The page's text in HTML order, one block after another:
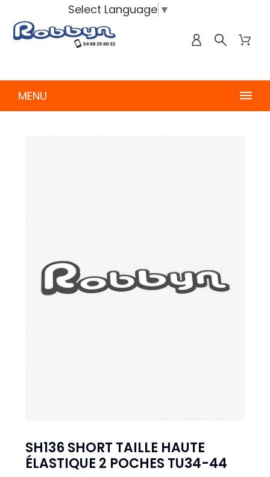
Select Language ▼
MENU
SH136 SHORT TAILLE HAUTE
ÉLASTIQUE 2 POCHES TU34-44